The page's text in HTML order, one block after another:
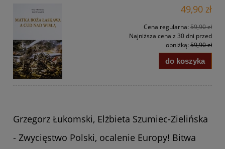
49,90 zł
Cena regularna: 59,90 zł
Najniższa cena z 30 dni przed
obniżką: 59,90 zł
do koszyka
Grzegorz Łukomski, Elżbieta Szumiec-Zielińska
- Zwycięstwo Polski, ocalenie Europy! Bitwa